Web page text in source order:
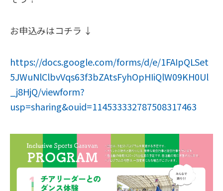
お申込みはコチラ ↓
https://docs.google.com/forms/d/e/1FAIpQLSet
5JWuNlClbvVqs63f3bZAtsFyhOpHIiQlW09KH0Ul
_j8HjQ/viewform?
usp=sharing&ouid=114533332787508317463